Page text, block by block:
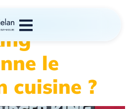
de
le
cuisine ?